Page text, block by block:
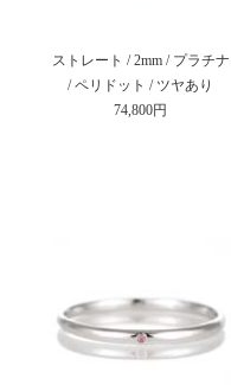
ストレート / 2mm / プラチナ
/ ペリドット / ツヤあり
74,800円